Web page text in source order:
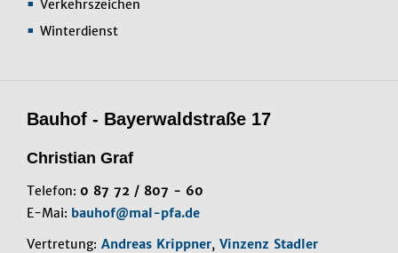
Verkehrszeichen
Winterdienst
Bauhof - Bayerwaldstraße 17
Christian Graf
Telefon: 0 87 72 / 807 - 60
E-Mai: bauhof@mal-pfa.de
Vertretung: Andreas Krippner, Vinzenz Stadler